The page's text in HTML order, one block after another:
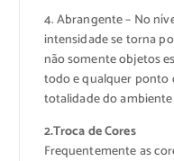
4. Abrangente – No
intensidade se torna
não somente objetos
todo e qualquer ponto
totalidade do
2.Troca de Cores
Frequentemente as